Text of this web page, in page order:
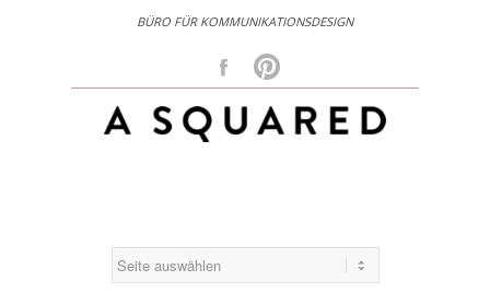
BÜRO FÜR KOMMUNIKATIONSDESIGN
Facebook